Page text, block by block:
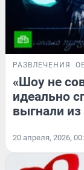
РАЗВЛЕЧЕНИЯ
«Шоу не
идеально
выгнали
20 апреля, 2026,